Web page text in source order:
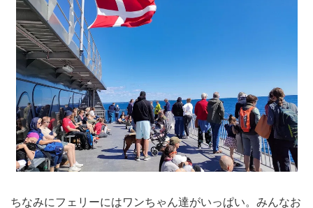
ちなみにフェリーにはワンちゃん達がいっぱい。みんなお